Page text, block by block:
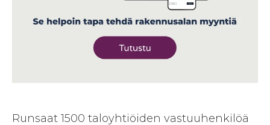
Runsaat 1500 taloyhtiöiden vastuuhenkilöä